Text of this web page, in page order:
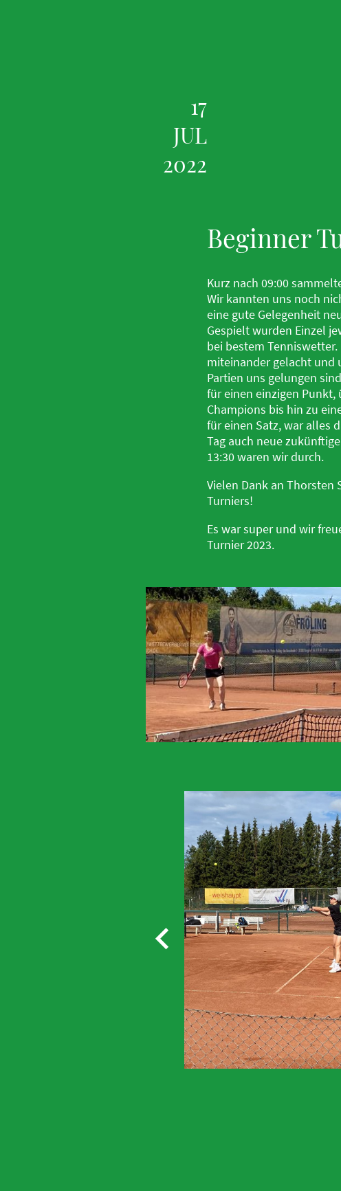
17
JUL
2022
Beginner
Kurz nach 09:00
Wir kannten uns noch
eine gute Gelegenheit
Gespielt wurden Einzel
bei bestem
miteinander gelacht und
Partien uns gelungen
für einen einzigen
Champions bis hin zu
für einen Satz, war alles
Tag auch neue
13:30 waren wir durch.
Vielen Dank an Thorsten
Turniers!
Es war super und wir
Turnier 2023.